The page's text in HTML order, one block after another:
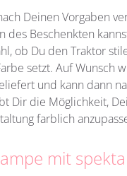
Deinen Vorgaben
des Beschenkten
ob Du den Traktor
setzt. Auf Wunsch
und kann dann
Dir die Möglichkeit,
farblich
mit